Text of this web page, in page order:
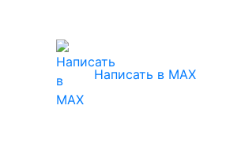
Написать в MAX